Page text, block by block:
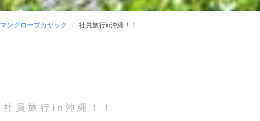
マングローブカヤック 社員旅行in沖縄！！
社員旅行in沖縄！！